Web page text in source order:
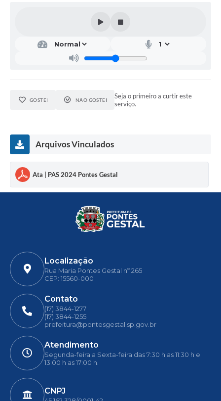
GOSTEI NÃO GOSTEI
Seja o primeiro a curtir este
serviço.
Arquivos Vinculados
Ata | PAS 2024 Pontes Gestal
Localização
Rua Maria Pontes Gestal nº 265
CEP: 15560-000
Contato
(17) 3844-1277
(17) 3844-1255
prefeitura@pontesgestal.sp.gov.br
Atendimento
Segunda-feira a Sexta-feira das 7:30 h as 11:30 h e
13:00 h as 17:00 h.
CNPJ